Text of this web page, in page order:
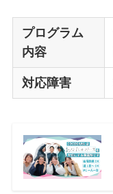
プログラム
内容
対応障害